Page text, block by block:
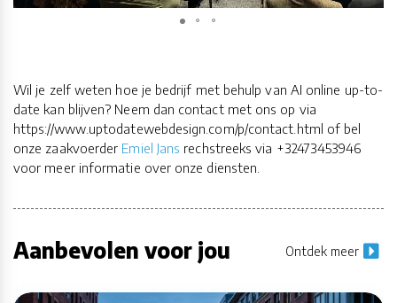
Wil je zelf weten hoe je bedrijf met behulp van AI online up-to-
date kan blijven? Neem dan contact met ons op via
https://www.uptodatewebdesign.com/p/contact.html of bel
onze zaakvoerder Emiel Jans rechstreeks via +32473453946
voor meer informatie over onze diensten.
Aanbevolen voor jou Ontdek meer